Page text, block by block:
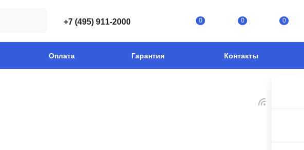
+7 (495) 911-2000 0 0 0
Оплата Гарантия Контакты